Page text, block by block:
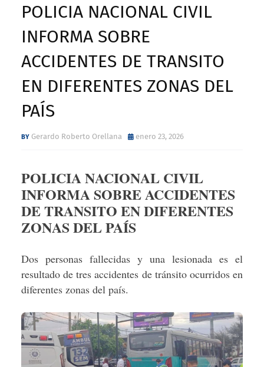
POLICIA NACIONAL CIVIL
INFORMA SOBRE
ACCIDENTES DE TRANSITO
EN DIFERENTES ZONAS DEL
PAÍS
Gerardo Roberto Orellana enero 23, 2026
POLICIA NACIONAL CIVIL
INFORMA SOBRE ACCIDENTES
DE TRANSITO EN DIFERENTES
ZONAS DEL PAÍS
Dos personas fallecidas y una lesionada es el
resultado de tres accidentes de tránsito ocurridos en
diferentes zonas del país.